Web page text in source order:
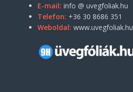
E-mail: info @ uvegfoliak.hu
Telefon: +36 30 8686 351
Weboldal: www.uvegfoliak.hu